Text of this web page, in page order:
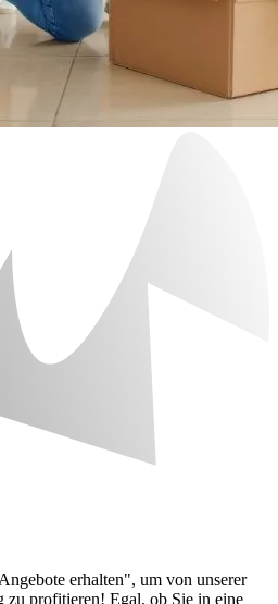
erhalten", um von unserer
zu profitieren! Egal, ob Sie in eine